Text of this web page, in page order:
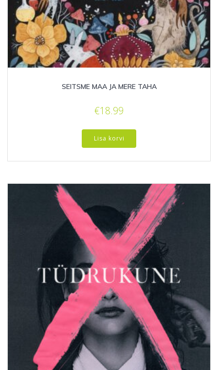
SEITSME MAA JA MERE TAHA
€18.99
Lisa korvi